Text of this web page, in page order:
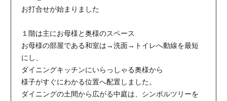
お打合せが始まりました
１階は主にお母様と奥様のスペース
お母様の部屋である和室は→洗面→トイレへ動線を最短
にし、
ダイニングキッチンにいらっしゃる奥様から
様子がすぐにわかる位置へ配置しました。
ダイニングの土間から広がる中庭は、シンボルツリーを